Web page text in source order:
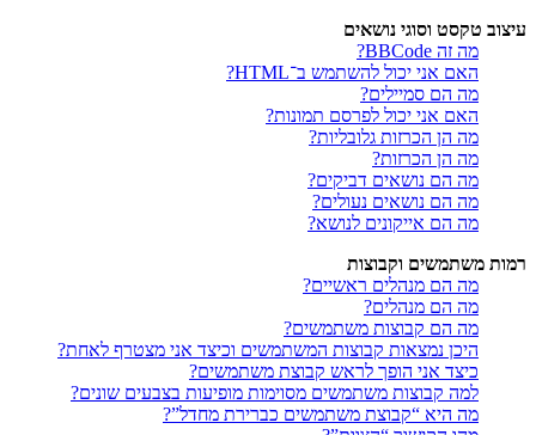
עיצוב טקסט וסוגי נושאים
מה זה BBCode?
האם אני יכול להשתמש ב־HTML?
מה הם סמיילים?
האם אני יכול לפרסם תמונות?
מה הן הכרזות גלובליות?
מה הן הכרזות?
מה הם נושאים דביקים?
מה הם נושאים נעולים?
מה הם אייקונים לנושא?
רמות משתמשים וקבוצות
מה הם מנהלים ראשיים?
מה הם מנהלים?
מה הם קבוצות משתמשים?
היכן נמצאות קבוצות המשתמשים וכיצד אני מצטרף לאחת?
כיצד אני הופך לראש קבוצת משתמשים?
למה קבוצות משתמשים מסוימות מופיעות בצבעים שונים?
מה היא “קבוצת משתמשים כברירת מחדל”?